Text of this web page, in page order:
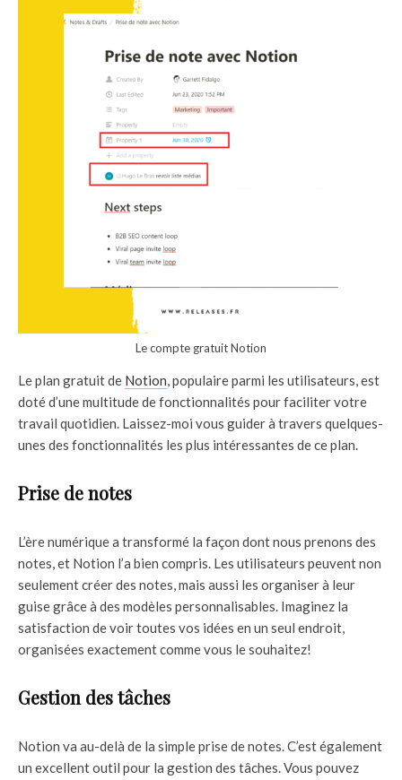
Le compte gratuit Notion
Le plan gratuit de Notion, populaire parmi les utilisateurs, est
doté d’une multitude de fonctionnalités pour faciliter votre
travail quotidien. Laissez-moi vous guider à travers quelques-
unes des fonctionnalités les plus intéressantes de ce plan.
Prise de notes
L’ère numérique a transformé la façon dont nous prenons des
notes, et Notion l’a bien compris. Les utilisateurs peuvent non
seulement créer des notes, mais aussi les organiser à leur
guise grâce à des modèles personnalisables. Imaginez la
satisfaction de voir toutes vos idées en un seul endroit,
organisées exactement comme vous le souhaitez!
Gestion des tâches
Notion va au-delà de la simple prise de notes. C’est également
un excellent outil pour la gestion des tâches. Vous pouvez